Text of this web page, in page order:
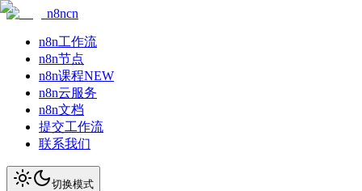
n8ncn
n8n工作流
n8n节点
n8n课程NEW
n8n云服务
n8n文档
提交工作流
联系我们
切换模式